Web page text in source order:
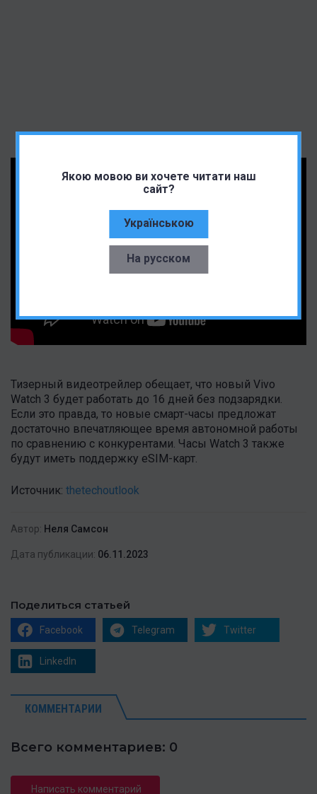
Якою мовою ви хочете читати наш
сайт?
Українською
На русском
Тизерный видеотрейлер обещает, что новый Vivo
Watch 3 будет работать до 16 дней без подзарядки.
Если это правда, то новые смарт-часы предложат
достаточно впечатляющее время автономной работы
по сравнению с конкурентами. Часы Watch 3 также
будут иметь поддержку eSIM-карт.
Источник: thetechoutlook
Автор: Неля Самсон
Дата публикации: 06.11.2023
Поделиться статьей
Facebook Telegram Twitter
LinkedIn
КОММЕНТАРИИ
Всего комментариев: 0
Написать комментарий